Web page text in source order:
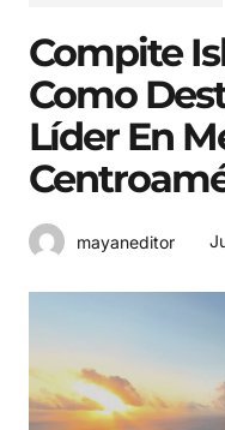
Compite
Como
Líder En
mayaneditor